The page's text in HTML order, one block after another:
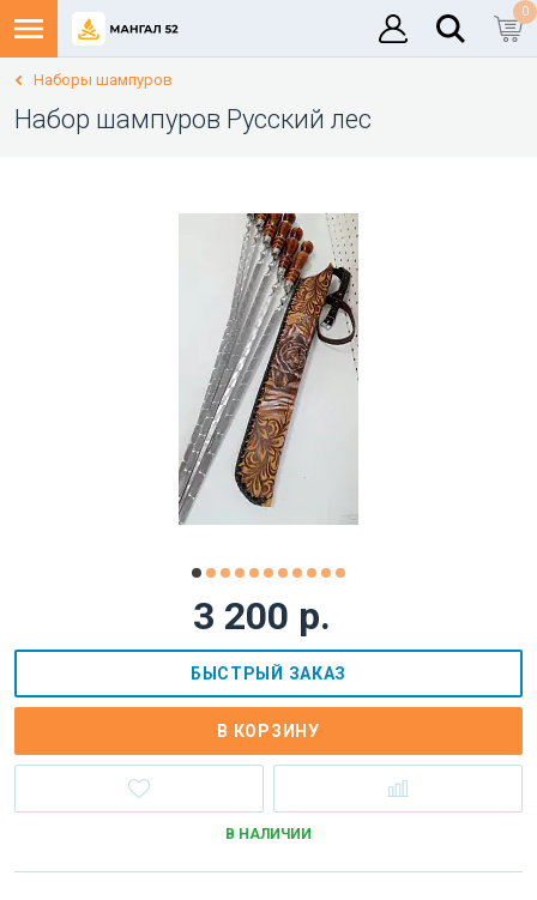
0
Наборы шампуров
Набор шампуров Русский лес
3 200 р.
БЫСТРЫЙ ЗАКАЗ
В КОРЗИНУ
В НАЛИЧИИ